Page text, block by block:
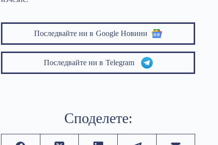
Последвайте ни в Google Новини
Последвайте ни в Telegram
Споделете: